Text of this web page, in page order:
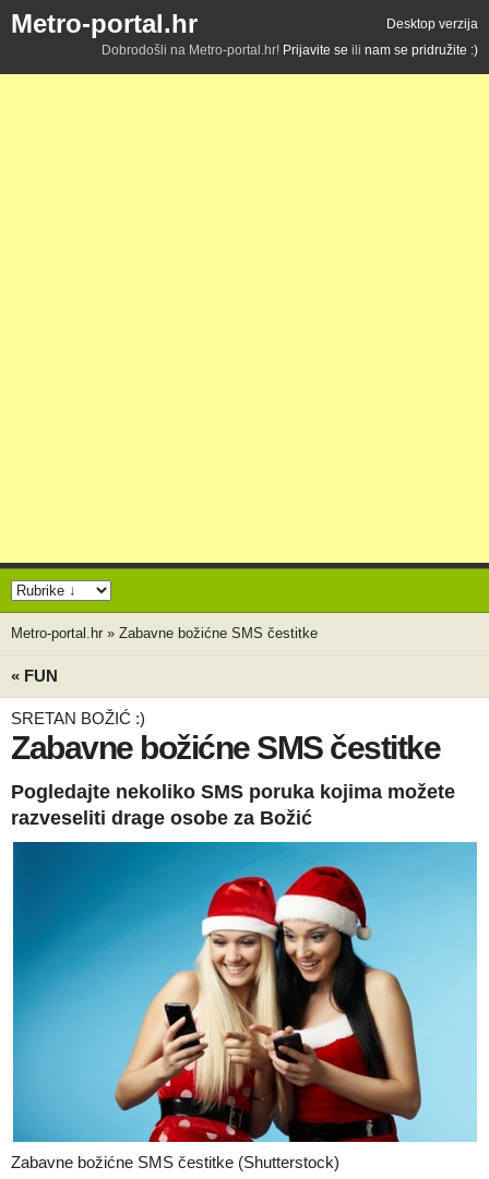
Metro-portal.hr
Desktop verzija
Dobrodošli na Metro-portal.hr! Prijavite se ili nam se pridružite :)
Metro-portal.hr » Zabavne božićne SMS čestitke
« FUN
SRETAN BOŽIĆ :)
Zabavne božićne SMS čestitke
Pogledajte nekoliko SMS poruka kojima možete
razveseliti drage osobe za Božić
Zabavne božićne SMS čestitke (Shutterstock)